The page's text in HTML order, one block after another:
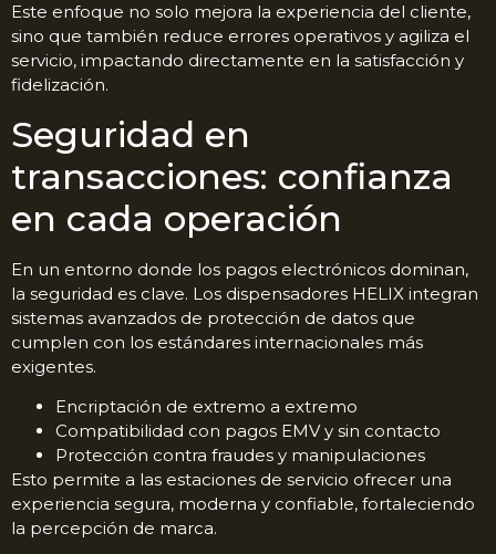
Este enfoque no solo mejora la experiencia del cliente,
sino que también reduce errores operativos y agiliza el
servicio, impactando directamente en la satisfacción y
fidelización.
Seguridad en
transacciones: confianza
en cada operación
En un entorno donde los pagos electrónicos dominan,
la seguridad es clave. Los dispensadores HELIX integran
sistemas avanzados de protección de datos que
cumplen con los estándares internacionales más
exigentes.
Encriptación de extremo a extremo
Compatibilidad con pagos EMV y sin contacto
Protección contra fraudes y manipulaciones
Esto permite a las estaciones de servicio ofrecer una
experiencia segura, moderna y confiable, fortaleciendo
la percepción de marca.